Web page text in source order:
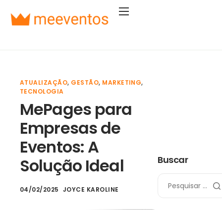
Soluções
Empresa
Entrar
Começar agora
ATUALIZAÇÃO, GESTÃO, MARKETING,
TECNOLOGIA
MePages para
Empresas de
Eventos: A
Solução Ideal
04/02/2025 JOYCE KAROLINE
Buscar